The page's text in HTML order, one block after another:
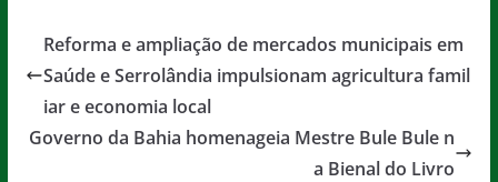
e
b
o
o
er l s
A
p
a
g
Reforma e ampliação de mercados municipais em
Saúde e Serrolândia impulsionam agricultura famil
iar e economia local
Governo da Bahia homenageia Mestre Bule Bule n
a Bienal do Livro